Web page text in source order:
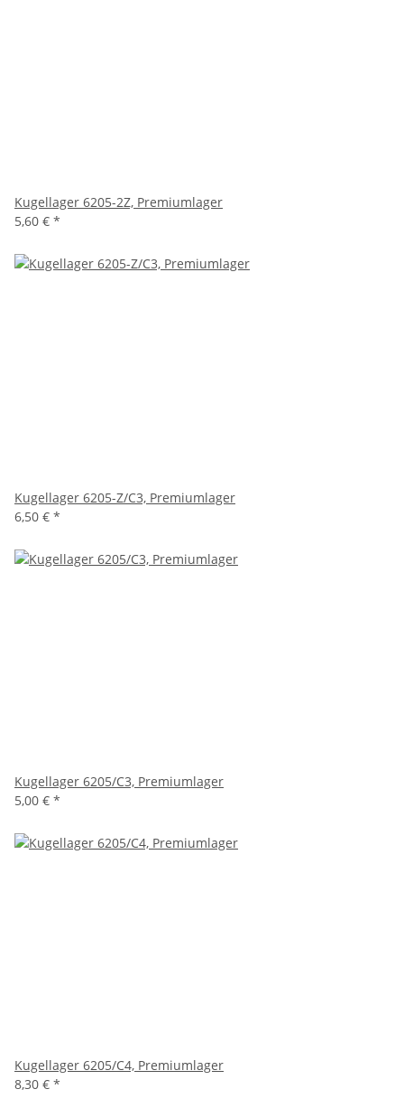
Kugellager 6205-2Z, Premiumlager
5,60 € *
Kugellager 6205-Z/C3, Premiumlager
6,50 € *
Kugellager 6205/C3, Premiumlager
5,00 € *
Kugellager 6205/C4, Premiumlager
8,30 € *